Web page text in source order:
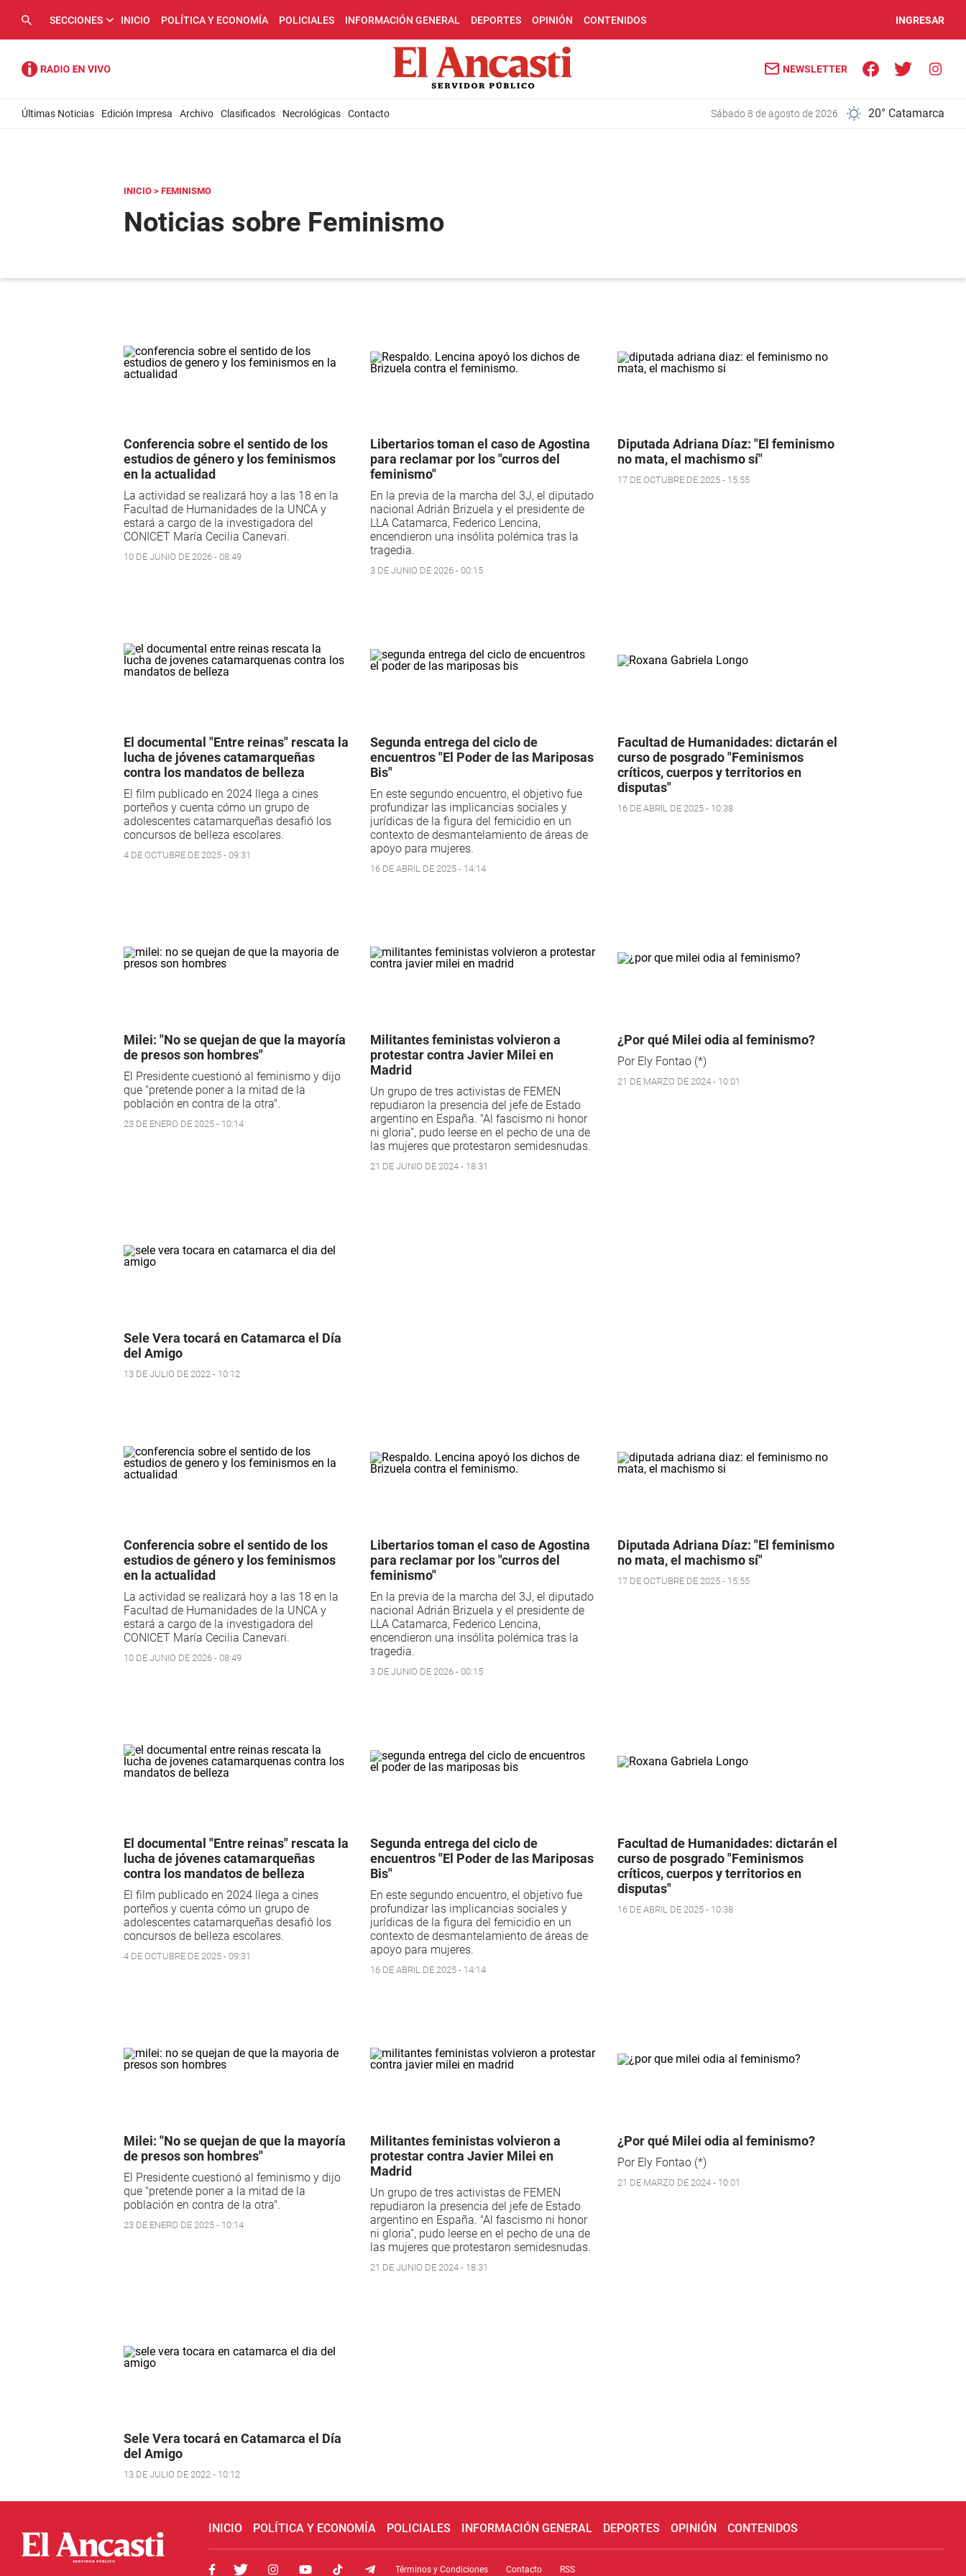
SECCIONES INICIO POLÍTICA Y ECONOMÍA POLICIALES INFORMACIÓN GENERAL DEPORTES OPINIÓN CONTENIDOS INGRESAR
NEWSLETTER
Últimas Noticias Edición Impresa Archivo Clasificados Necrológicas Contacto sábado 8 de agosto de 2026 20° Catamarca
INICIO > FEMINISMO
Noticias sobre Feminismo
Conferencia sobre el sentido de los
estudios de género y los feminismos
en la actualidad
La actividad se realizará hoy a las 18 en la
Facultad de Humanidades de la UNCA y
estará a cargo de la investigadora del
CONICET María Cecilia Canevari.
10 DE JUNIO DE 2026 - 08:49
Libertarios toman el caso de Agostina
para reclamar por los "curros del
feminismo"
En la previa de la marcha del 3J, el diputado
nacional Adrián Brizuela y el presidente de
LLA Catamarca, Federico Lencina,
encendieron una insólita polémica tras la
tragedia.
3 DE JUNIO DE 2026 - 00:15
Diputada Adriana Díaz: "El feminismo
no mata, el machismo sí"
17 DE OCTUBRE DE 2025 - 15:55
El documental "Entre reinas" rescata la
lucha de jóvenes catamarqueñas
contra los mandatos de belleza
El film publicado en 2024 llega a cines
porteños y cuenta cómo un grupo de
adolescentes catamarqueñas desafió los
concursos de belleza escolares.
4 DE OCTUBRE DE 2025 - 09:31
Segunda entrega del ciclo de
encuentros "El Poder de las Mariposas
Bis"
En este segundo encuentro, el objetivo fue
profundizar las implicancias sociales y
jurídicas de la figura del femicidio en un
contexto de desmantelamiento de áreas de
apoyo para mujeres.
16 DE ABRIL DE 2025 - 14:14
Facultad de Humanidades: dictarán el
curso de posgrado "Feminismos
críticos, cuerpos y territorios en
disputas"
16 DE ABRIL DE 2025 - 10:38
Milei: "No se quejan de que la mayoría
de presos son hombres"
El Presidente cuestionó al feminismo y dijo
que "pretende poner a la mitad de la
población en contra de la otra".
23 DE ENERO DE 2025 - 10:14
Militantes feministas volvieron a
protestar contra Javier Milei en
Madrid
Un grupo de tres activistas de FEMEN
repudiaron la presencia del jefe de Estado
argentino en España. "Al fascismo ni honor
ni gloria”, pudo leerse en el pecho de una de
las mujeres que protestaron semidesnudas.
21 DE JUNIO DE 2024 - 18:31
¿Por qué Milei odia al feminismo?
Por Ely Fontao (*)
21 DE MARZO DE 2024 - 10:01
Sele Vera tocará en Catamarca el Día
del Amigo
13 DE JULIO DE 2022 - 10:12
Conferencia sobre el sentido de los
estudios de género y los feminismos
en la actualidad
La actividad se realizará hoy a las 18 en la
Facultad de Humanidades de la UNCA y
estará a cargo de la investigadora del
CONICET María Cecilia Canevari.
10 DE JUNIO DE 2026 - 08:49
Libertarios toman el caso de Agostina
para reclamar por los "curros del
feminismo"
En la previa de la marcha del 3J, el diputado
nacional Adrián Brizuela y el presidente de
LLA Catamarca, Federico Lencina,
encendieron una insólita polémica tras la
tragedia.
3 DE JUNIO DE 2026 - 00:15
Diputada Adriana Díaz: "El feminismo
no mata, el machismo sí"
17 DE OCTUBRE DE 2025 - 15:55
El documental "Entre reinas" rescata la
lucha de jóvenes catamarqueñas
contra los mandatos de belleza
El film publicado en 2024 llega a cines
porteños y cuenta cómo un grupo de
adolescentes catamarqueñas desafió los
concursos de belleza escolares.
4 DE OCTUBRE DE 2025 - 09:31
Segunda entrega del ciclo de
encuentros "El Poder de las Mariposas
Bis"
En este segundo encuentro, el objetivo fue
profundizar las implicancias sociales y
jurídicas de la figura del femicidio en un
contexto de desmantelamiento de áreas de
apoyo para mujeres.
16 DE ABRIL DE 2025 - 14:14
Facultad de Humanidades: dictarán el
curso de posgrado "Feminismos
críticos, cuerpos y territorios en
disputas"
16 DE ABRIL DE 2025 - 10:38
Milei: "No se quejan de que la mayoría
de presos son hombres"
El Presidente cuestionó al feminismo y dijo
que "pretende poner a la mitad de la
población en contra de la otra".
23 DE ENERO DE 2025 - 10:14
Militantes feministas volvieron a
protestar contra Javier Milei en
Madrid
Un grupo de tres activistas de FEMEN
repudiaron la presencia del jefe de Estado
argentino en España. "Al fascismo ni honor
ni gloria”, pudo leerse en el pecho de una de
las mujeres que protestaron semidesnudas.
21 DE JUNIO DE 2024 - 18:31
¿Por qué Milei odia al feminismo?
Por Ely Fontao (*)
21 DE MARZO DE 2024 - 10:01
Sele Vera tocará en Catamarca el Día
del Amigo
13 DE JULIO DE 2022 - 10:12
INICIO POLÍTICA Y ECONOMÍA POLICIALES INFORMACIÓN GENERAL DEPORTES OPINIÓN CONTENIDOS
Términos y Condiciones Contacto RSS